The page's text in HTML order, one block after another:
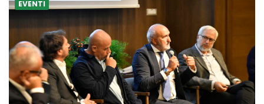
EVENTI